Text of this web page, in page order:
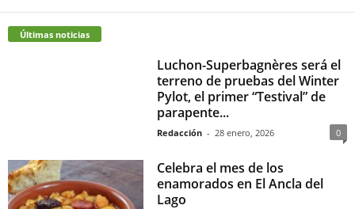
Últimas noticias
Luchon-Superbagnères será el
terreno de pruebas del Winter
Pylot, el primer “Testival” de
parapente...
Redacción - 28 enero, 2026 0
Celebra el mes de los
enamorados en El Ancla del
Lago